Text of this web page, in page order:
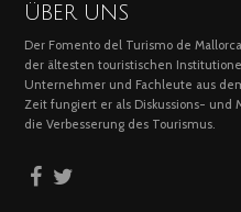
ÜBER UNS
Der Fomento del Turismo de
der ältesten touristischen
Unternehmer und Fachleute aus
Zeit fungiert er als Diskussions- und
die Verbesserung des Tourismus.